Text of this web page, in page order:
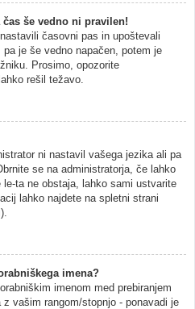
še vedno ni pravilen!
časovni pas in upoštevali
je še vedno napačen, potem je
Prosimo, opozorite
rešil težavo.
ni nastavil vašega jezika ali pa
se na administratorja, če lahko
ta ne obstaja, lahko sami ustvarite
lahko najdete na spletni strani
imena?
imenom med prebiranjem
vašim rangom/stopnjo - ponavadi je